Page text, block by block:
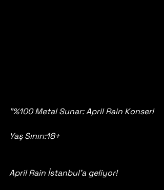
"%100 Metal Sunar: April Rain Konseri
Yaş Sınırı:18+
April Rain İstanbul’a geliyor!